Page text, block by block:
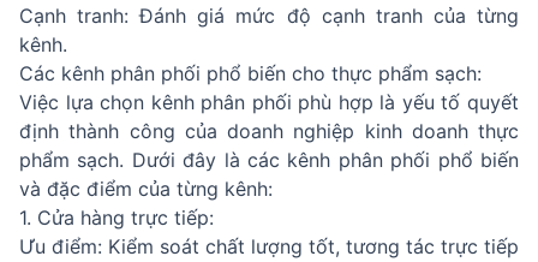
Cạnh tranh: Đánh giá mức độ cạnh tranh của từng
kênh.
Các kênh phân phối phổ biến cho thực phẩm sạch:
Việc lựa chọn kênh phân phối phù hợp là yếu tố quyết
định thành công của doanh nghiệp kinh doanh thực
phẩm sạch. Dưới đây là các kênh phân phối phổ biến
và đặc điểm của từng kênh:
1. Cửa hàng trực tiếp:
Ưu điểm: Kiểm soát chất lượng tốt, tương tác trực tiếp